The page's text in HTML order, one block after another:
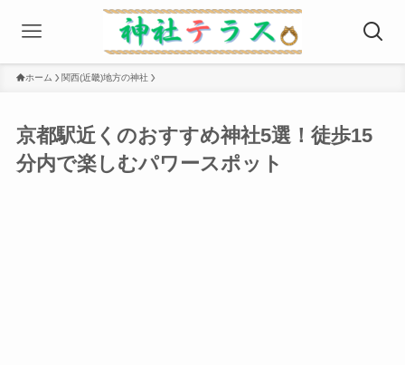
ホーム 関西(近畿)地方の神社
京都駅近くのおすすめ神社5選！徒歩15
分内で楽しむパワースポット